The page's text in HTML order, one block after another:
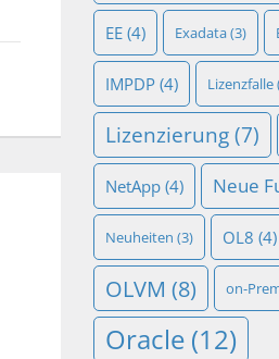
EE (4) Exadata(3)
IMPDP (4) Lizenzfalle
Lizenzierung(7)
NetApp (4) Neue
Neuheiten (3) OL8 (4)
OLVM (8) on-
Oracle (12)